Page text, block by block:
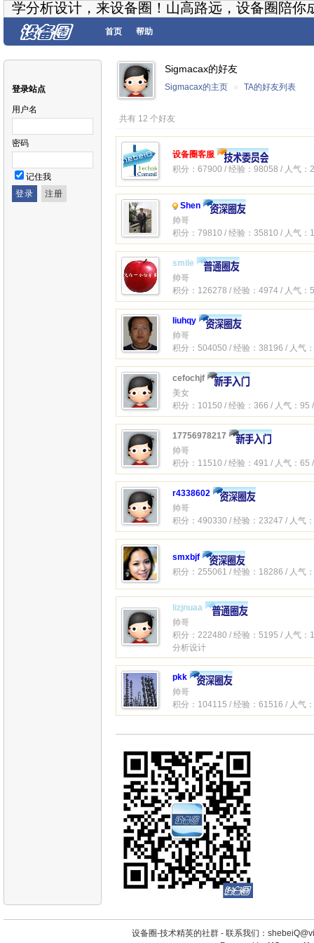
学分析设计，来设备圈！山高路远，设备圈陪你
首页 帮助
登录站点
用户名
密码
记住我
Sigmacax的好友
Sigmacax的主页 » TA的好友列表
共有 12 个好友
设备圈客服
积分：67900 / 经验：98058 / 人气：
Shen
帅哥
积分：79810 / 经验：35810 / 人气：
smile
帅哥
积分：126278 / 经验：4974 / 人气：
liuhqy
帅哥
积分：504050 / 经验：38196 / 人气
cefochjf
美女
积分：10150 / 经验：366 / 人气：95
17756978217
帅哥
积分：11510 / 经验：491 / 人气：65
r4338602
帅哥
积分：490330 / 经验：23247 / 人气
smxbjf
积分：255061 / 经验：18286 / 人气
lizjnuaa
帅哥
积分：222480 / 经验：5195 / 人气：
分析设计
pkk
帅哥
积分：104115 / 经验：61516 / 人气
设备圈-技术精英的社群 - 联系我们：